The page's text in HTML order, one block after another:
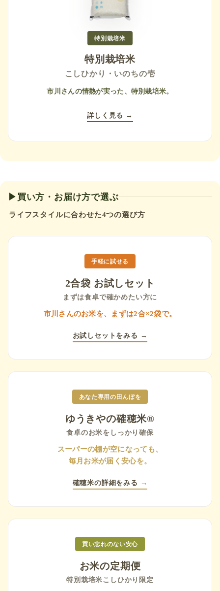
特別栽培米
特別栽培米
こしひかり・いのちの壱
市川さんの情熱が実った、特別栽培米。
詳しく見る →
▶買い方・お届け方で選ぶ
ライフスタイルに合わせた4つの選び方
手軽に試せる
2合袋 お試しセット
まずは食卓で確かめたい方に
市川さんのお米を、まずは2合×2袋で。
お試しセットをみる →
あなた専用の田んぼを
ゆうきやの確穂米®
食卓のお米をしっかり確保
スーパーの棚が空になっても、
毎月お米が届く安心を。
確穂米の詳細をみる →
買い忘れのない安心
お米の定期便
特別栽培米こしひかり限定